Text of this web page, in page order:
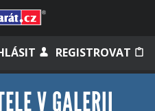
REGISTROVAT
V GALERII